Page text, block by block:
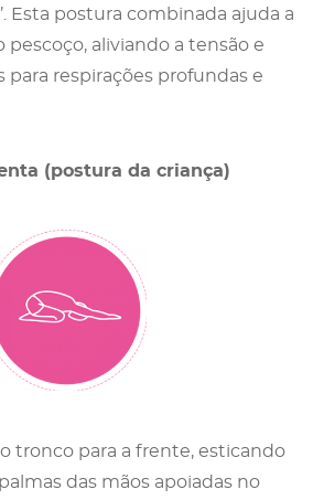
Esta postura combinada ajuda a
pescoço, aliviando a tensão e
respirações profundas e
(postura da criança)
tronco para a frente, esticando
das mãos apoiadas no